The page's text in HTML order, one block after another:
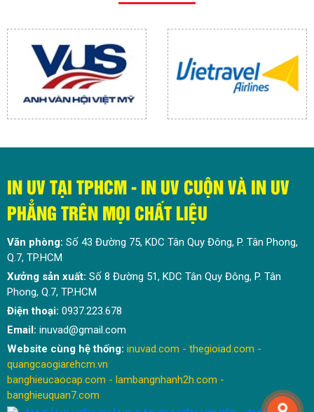
IN UV TẠI TPHCM - IN UV CUỘN VÀ IN UV
PHẲNG TRÊN MỌI CHẤT LIỆU
Văn phòng: Số 43 Đường 75, KDC Tân Quy Đông, P. Tân Phong,
Q.7, TP.HCM
Xưởng sản xuất: Số 8 Đường 51, KDC Tân Quy Đông, P. Tân
Phong, Q.7, TP.HCM
Điện thoại: 0937.223.678
Email: inuvad@gmail.com
Website cùng hệ thống: inuvad.com - thegioiad.com -
quangcaogiarehcm.vn
banghieucaocap.com - lambangnhanh2h.com -
banghieuquan7.com